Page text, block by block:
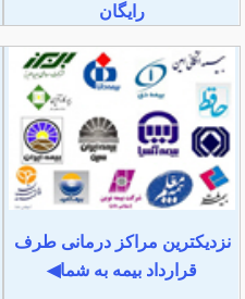
رایگان
نزدیکترین مراکز درمانی طرف
قرارداد بیمه به شما◀